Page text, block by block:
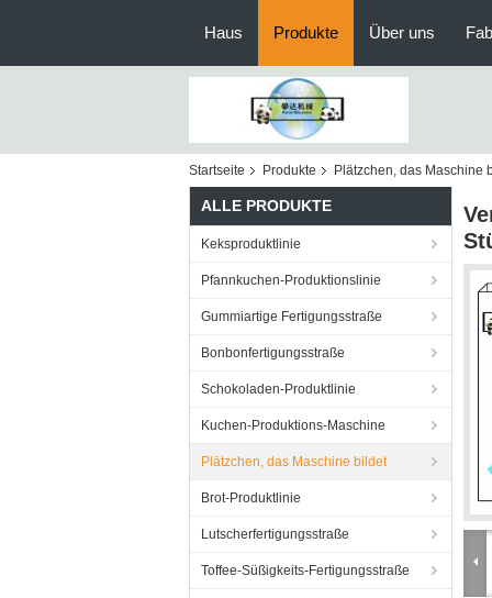
Haus Produkte Über uns
Startseite Produkte Plätzchen, das Maschine
ALLE PRODUKTE
Keksproduktlinie
Pfannkuchen-Produktionslinie
Gummiartige Fertigungsstraße
Bonbonfertigungsstraße
Schokoladen-Produktlinie
Kuchen-Produktions-Maschine
Plätzchen, das Maschine bildet
Brot-Produktlinie
Lutscherfertigungsstraße
Toffee-Süßigkeits-Fertigungsstraße